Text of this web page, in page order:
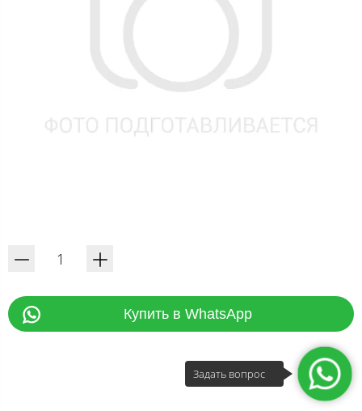
Купить в WhatsApp
Задать вопрос